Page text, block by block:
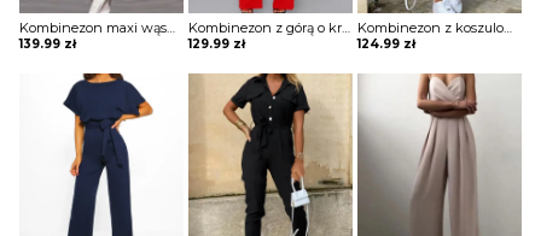
Kombinezon maxi wąski z odkrytym ramieniem
139.99 zł
Kombinezon z górą o kroju nietoperza i wiązaniem w pasie
129.99 zł
Kombinezon z koszulową górą z krótkim rękawem z ozdobnymi guzikami
124.99 zł